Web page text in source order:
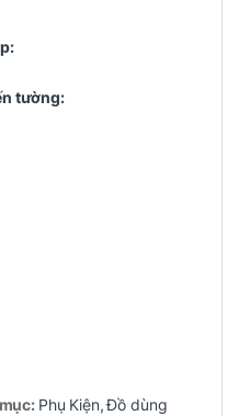
tường:
Phụ Kiện,Đồ dùng